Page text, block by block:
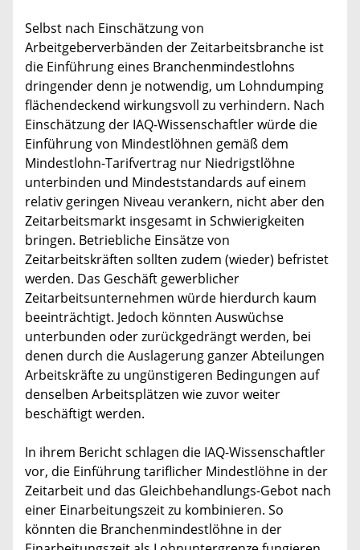
Selbst nach Einschätzung von
Arbeitgeberverbänden der Zeitarbeitsbranche ist
die Einführung eines Branchenmindestlohns
dringender denn je notwendig, um Lohndumping
flächendeckend wirkungsvoll zu verhindern. Nach
Einschätzung der IAQ-Wissenschaftler würde die
Einführung von Mindestlöhnen gemäß dem
Mindestlohn-Tarifvertrag nur Niedrigstlöhne
unterbinden und Mindeststandards auf einem
relativ geringen Niveau verankern, nicht aber den
Zeitarbeitsmarkt insgesamt in Schwierigkeiten
bringen. Betriebliche Einsätze von
Zeitarbeitskräften sollten zudem (wieder) befristet
werden. Das Geschäft gewerblicher
Zeitarbeitsunternehmen würde hierdurch kaum
beeinträchtigt. Jedoch könnten Auswüchse
unterbunden oder zurückgedrängt werden, bei
denen durch die Auslagerung ganzer Abteilungen
Arbeitskräfte zu ungünstigeren Bedingungen auf
denselben Arbeitsplätzen wie zuvor weiter
beschäftigt werden.
In ihrem Bericht schlagen die IAQ-Wissenschaftler
vor, die Einführung tariflicher Mindestlöhne in der
Zeitarbeit und das Gleichbehandlungs-Gebot nach
einer Einarbeitungszeit zu kombinieren. So
könnten die Branchenmindestlöhne in der